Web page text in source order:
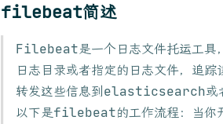
filebeat简述
Filebeat是一个日志文件托运工具
日志目录或者指定的日志文件，追
转发这些信息到elasticsearch或
以下是filebeat的工作流程：当你